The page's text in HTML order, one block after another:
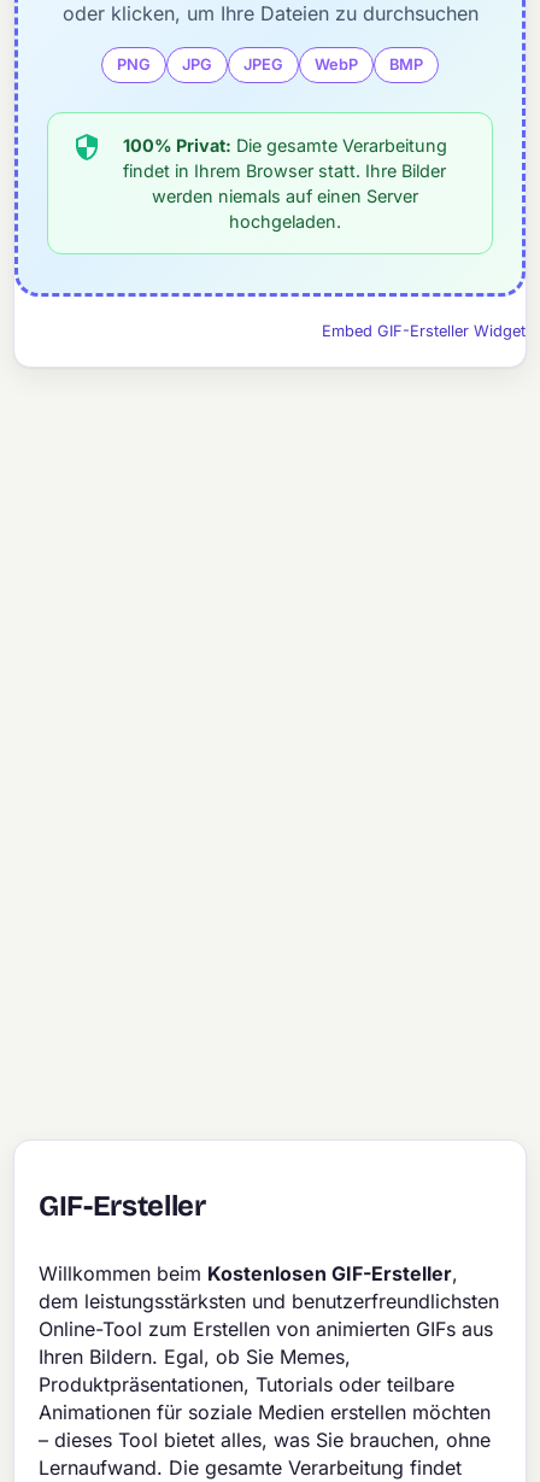
oder klicken, um Ihre Dateien zu durchsuchen
PNG JPG JPEG WebP BMP
100% Privat: Die gesamte Verarbeitung
findet in Ihrem Browser statt. Ihre Bilder
werden niemals auf einen Server
hochgeladen.
Embed GIF-Ersteller Widget
GIF-Ersteller
Willkommen beim Kostenlosen GIF-Ersteller,
dem leistungsstärksten und benutzerfreundlichsten
Online-Tool zum Erstellen von animierten GIFs aus
Ihren Bildern. Egal, ob Sie Memes,
Produktpräsentationen, Tutorials oder teilbare
Animationen für soziale Medien erstellen möchten
– dieses Tool bietet alles, was Sie brauchen, ohne
Lernaufwand. Die gesamte Verarbeitung findet